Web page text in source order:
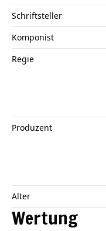
Schriftsteller
Komponist
Regie
Produzent
Alter
Wertung